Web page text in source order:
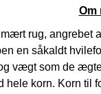
Om
rug, angrebet
en såkaldt
vægt som de
korn. Korn til